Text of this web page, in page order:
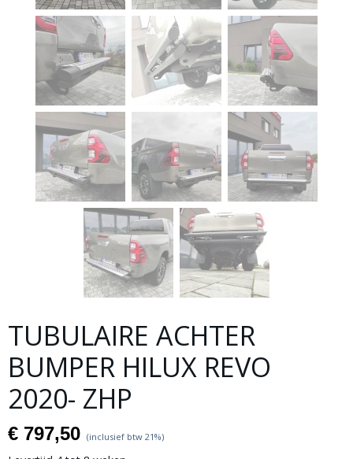
TUBULAIRE ACHTER
BUMPER HILUX REVO
2020- ZHP
€ 797,50 (inclusief btw 21%)